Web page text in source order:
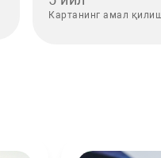
Картанинг амал